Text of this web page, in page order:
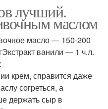
Творожный крем
лучший.
маслом
масло — 150-200
ванили — 1 ч.л.
крем, справится даже
согреться, а
держать сыр в